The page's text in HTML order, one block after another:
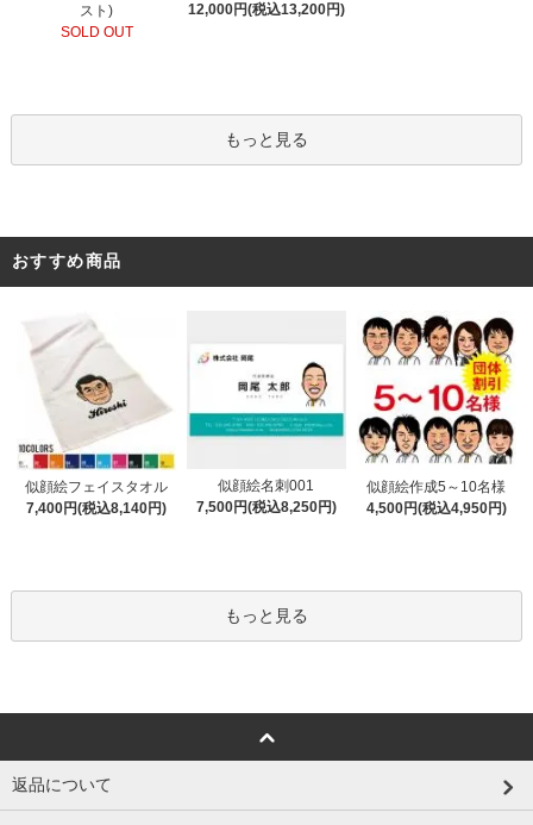
スト)
SOLD OUT
12,000円(税込13,200円)
もっと見る
おすすめ商品
似顔絵フェイスタオル
7,400円(税込8,140円)
似顔絵名刺001
7,500円(税込8,250円)
似顔絵作成5～10名様
4,500円(税込4,950円)
もっと見る
返品について